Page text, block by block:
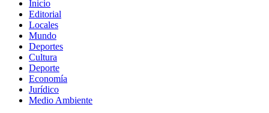
Inicio
Editorial
Locales
Mundo
Deportes
Cultura
Deporte
Economía
Jurídico
Medio Ambiente